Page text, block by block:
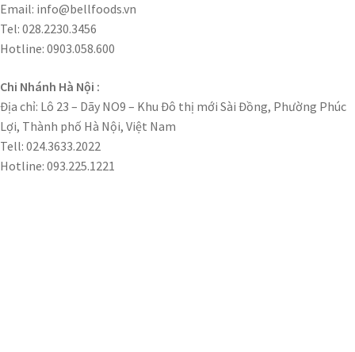
Email: info@bellfoods.vn
Tel: 028.2230.3456
Hotline: 0903.058.600
Chi Nhánh Hà Nội :
Địa chỉ: Lô 23 – Dãy NO9 – Khu Đô thị mới Sài Đồng, Phường Phúc
Lợi, Thành phố Hà Nội, Việt Nam
Tell: 024.3633.2022
Hotline: 093.225.1221